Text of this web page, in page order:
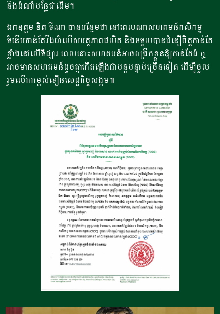
និងដំណាំបន្លែជាដើម។
ឯកឧត្តម ឌិត ទីណា បានបន្ថែមថា នៅពេលណាសហគមន៍កសិកម្ម
ទំនើបកាន់តែរឹងមាំលើសមត្ថភាពផលិត និងទទួលបានជំនឿចិត្តកាន់តែ
ខ្លាំងនៅលើទីផ្សារ ពេលនោះសហគមន៍អាចពង្រីកខ្លួនឱ្យកាន់តែធំ ឬ
អាចមានសហគមន៍ដូចគ្នាកើតឡើងជាបន្តបន្ទាប់ច្រើនទៀត ដើម្បីចូល
រួមលើកកម្ពស់ខឿនសេដ្ឋកិច្ចសង្គម៕